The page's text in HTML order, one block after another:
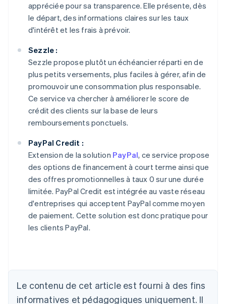
appréciée pour sa transparence. Elle présente, dès
le départ, des informations claires sur les taux
d'intérêt et les frais à prévoir.
Sezzle :
Sezzle propose plutôt un échéancier réparti en de
plus petits versements, plus faciles à gérer, afin de
promouvoir une consommation plus responsable.
Ce service va chercher à améliorer le score de
crédit des clients sur la base de leurs
remboursements ponctuels.
PayPal Credit :
Extension de la solution PayPal, ce service propose
des options de financement à court terme ainsi que
des offres promotionnelles à taux 0 sur une durée
limitée. PayPal Credit est intégrée au vaste réseau
d'entreprises qui acceptent PayPal comme moyen
de paiement. Cette solution est donc pratique pour
les clients PayPal.
Le contenu de cet article est fourni à des fins
informatives et pédagogiques uniquement. Il
Australie
Autriche
DeutschEnglish